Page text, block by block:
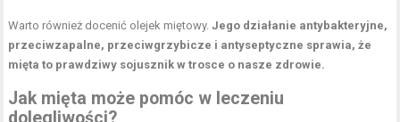
Warto również docenić olejek miętowy.Jego działanie antybakteryjne,
przeciwzapalne, przeciwgrzybicze i antyseptyczne sprawia, że
mięta to prawdziwy sojusznik w trosce o nasze zdrowie.
Jak mięta może pomóc w leczeniu